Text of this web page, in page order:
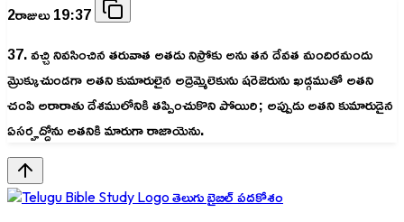
2రాజులు 19:37
37. వచ్చి నివసించిన తరువాత అతడు నిస్రోకు అను తన దేవత మందిరమందు
మ్రొక్కుచుండగా అతని కుమారులైన అద్రెమ్మెలెకును షరెజెరును ఖడ్గముతో అతని
చంపి అరారాతు దేశములోనికి తప్పించుకొని పోయిరి; అప్పుడు అతని కుమారుడైన
ఏసర్హద్దోను అతనికి మారుగా రాజాయెను.
తెలుగు బైబిల్ పదకోశం